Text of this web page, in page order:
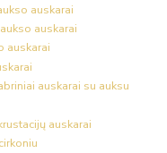
auskarai
auskarai
auskarai
auskarai su auksu
auskarai